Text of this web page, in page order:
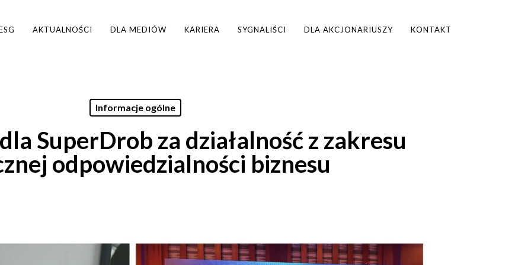
AKTUALNOŚCI DLA MEDIÓW KARIERA SYGNALIŚCI DLA AKCJONARIUSZY KONTAKT
Informacje ogólne
SuperDrob za działalność z zakresu
odpowiedzialności biznesu